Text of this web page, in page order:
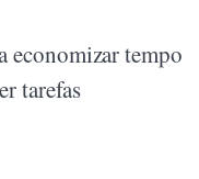
economizar tempo
tarefas